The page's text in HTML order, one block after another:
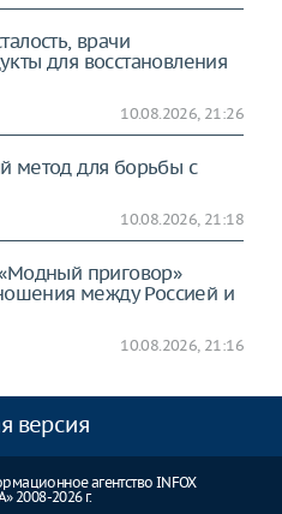
врачи
для восстановления
10.08.2026, 21:26
метод для борьбы с
10.08.2026, 21:18
приговор»
между Россией и
10.08.2026, 21:16
версия
агентство INFOX
2008-2026 г.